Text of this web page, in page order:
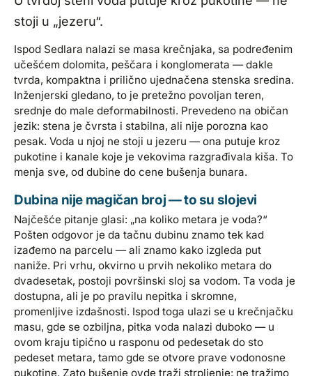
stoji u „jezeru“.
Ispod Sedlara nalazi se masa krečnjaka, sa podređenim
učešćem dolomita, peščara i konglomerata — dakle
tvrda, kompaktna i prilično ujednačena stenska sredina.
Inženjerski gledano, to je pretežno povoljan teren,
srednje do male deformabilnosti. Prevedeno na običan
jezik: stena je čvrsta i stabilna, ali nije porozna kao
pesak. Voda u njoj ne stoji u jezeru — ona putuje kroz
pukotine i kanale koje je vekovima razgrađivala kiša. To
menja sve, od dubine do cene bušenja bunara.
Dubina nije magičan broj — to su slojevi
Najčešće pitanje glasi: „na koliko metara je voda?“
Pošten odgovor je da tačnu dubinu znamo tek kad
izađemo na parcelu — ali znamo kako izgleda put
naniže. Pri vrhu, okvirno u prvih nekoliko metara do
dvadesetak, postoji površinski sloj sa vodom. Ta voda je
dostupna, ali je po pravilu nepitka i skromne,
promenljive izdašnosti. Ispod toga ulazi se u krečnjačku
masu, gde se ozbiljna, pitka voda nalazi duboko — u
ovom kraju tipično u rasponu od pedesetak do sto
pedeset metara, tamo gde se otvore prave vodonosne
pukotine. Zato bušenje ovde traži strpljenje: ne tražimo